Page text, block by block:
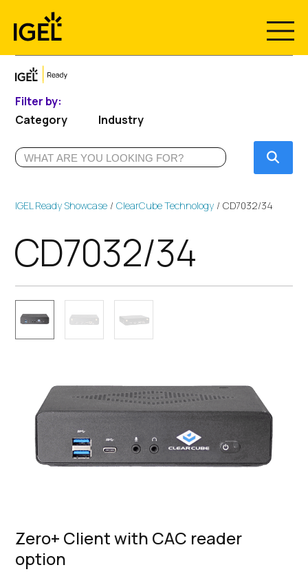
content
Filter by:
Category
Industry
IGEL Ready Showcase ClearCube Technology CD7032/34
CD7032/34
Zero+ Client with CAC reader
option